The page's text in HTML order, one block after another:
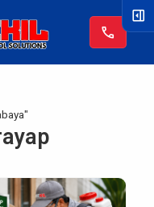
call
right_panel_open